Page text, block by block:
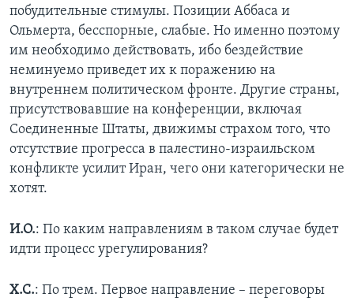
побудительные стимулы. Позиции Аббаса и
Ольмерта, бесспорные, слабые. Но именно поэтому
им необходимо действовать, ибо бездействие
неминуемо приведет их к поражению на
внутреннем политическом фронте. Другие страны,
присутствовавшие на конференции, включая
Соединенные Штаты, движимы страхом того, что
отсутствие прогресса в палестино-израильском
конфликте усилит Иран, чего они категорически не
хотят.
И.О.: По каким направлениям в таком случае будет
идти процесс урегулирования?
Х.С.: По трем. Первое направление – переговоры